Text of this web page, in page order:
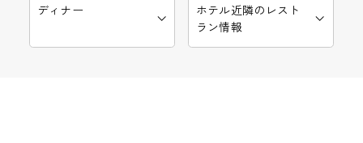
ディナー
ホテル近隣のレスト
ラン情報